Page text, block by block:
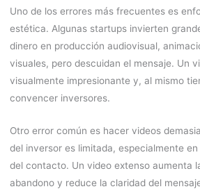
Uno de los errores más frecuentes es
estética. Algunas startups invierten
dinero en producción audiovisual,
visuales, pero descuidan el mensaje. Un
visualmente impresionante y, al mismo
convencer inversores.
Otro error común es hacer videos
del inversor es limitada, especialmente
del contacto. Un video extenso aumenta
abandono y reduce la claridad del